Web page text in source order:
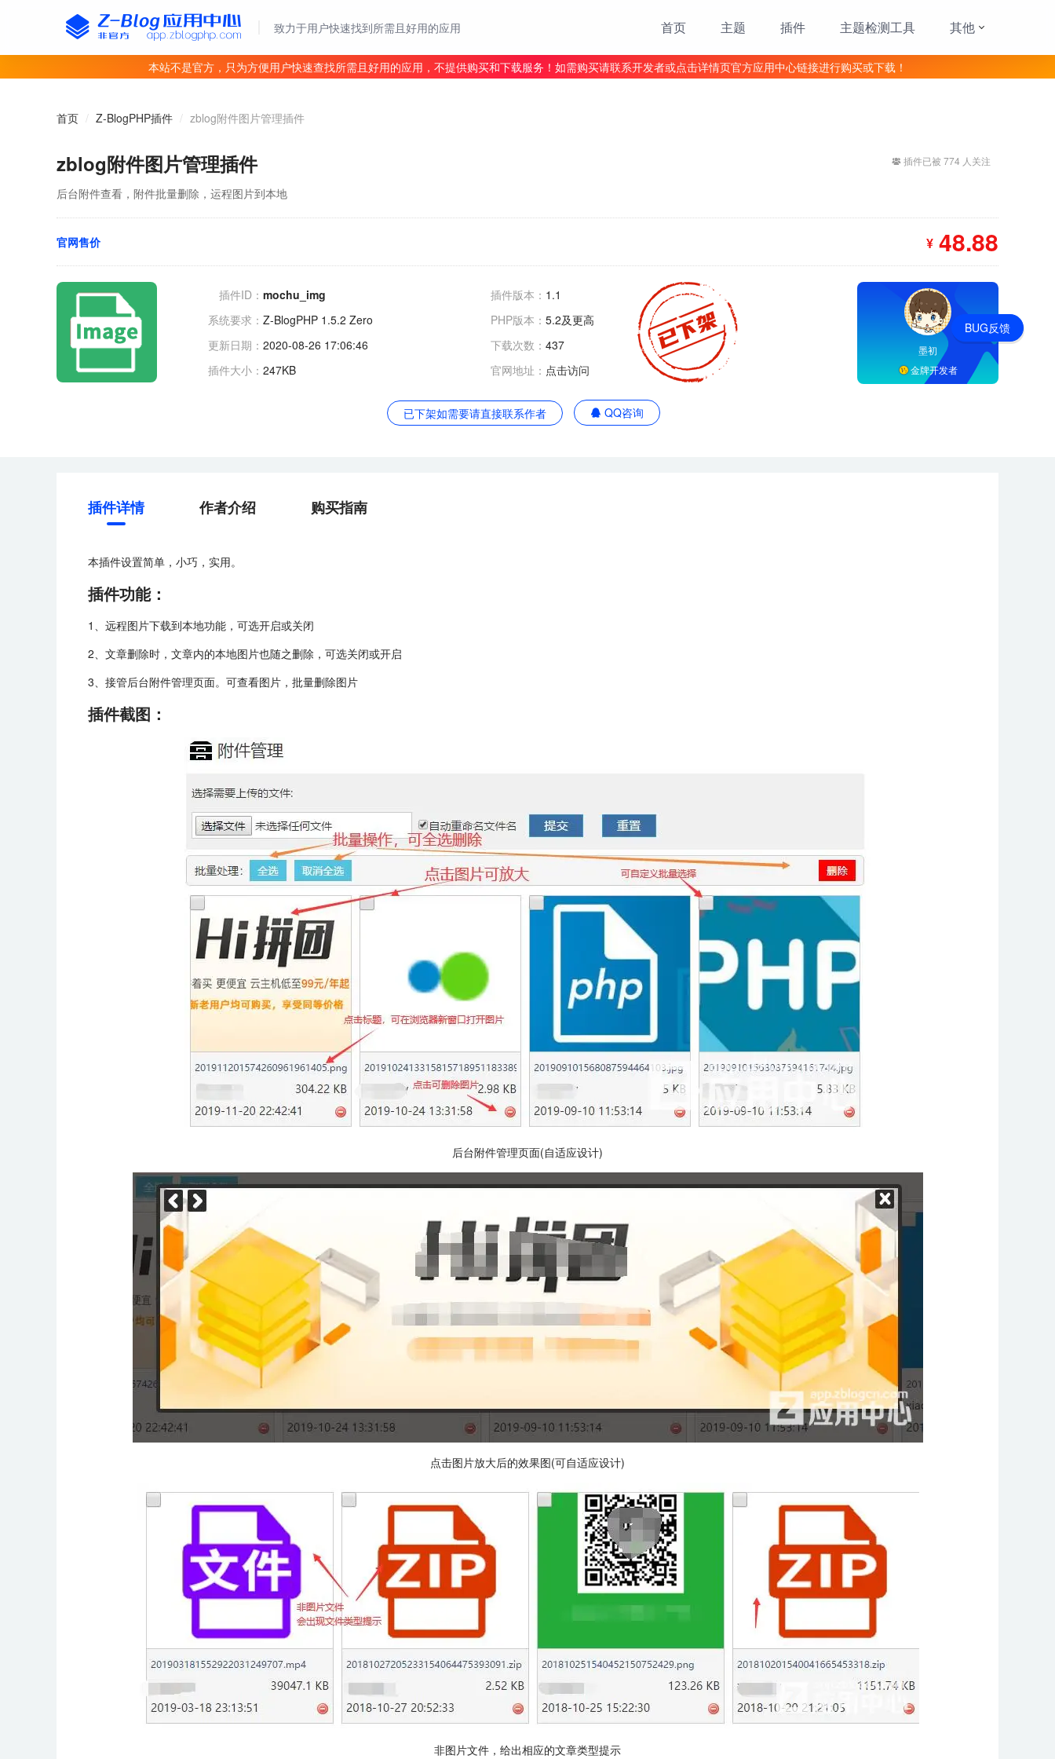
致力于用户快速找到所需且好用的应用 首页 主题 插件 主题检测工具 其他
本站不是官方，只为方便用户快速查找所需且好用的应用，不提供购买和下载服务！如需购买请联系开发者或点击详情页官方应用中心链接进行购买或下载！
首页 / Z-BlogPHP插件 / zblog附件图片管理插件
zblog附件图片管理插件 插件已被 774 人关注
后台附件查看，附件批量删除，运程图片到本地
¥ 48.88
官网售价
插件ID： mochu_img 插件版本： 1.1
系统要求： Z-BlogPHP 1.5.2 Zero PHP版本： 5.2及更高
更新日期： 2020-08-26 17:06:46 下载次数： 437
插件大小： 247KB 官网地址： 点击访问
墨初
金牌开发者
已下架如需要请直接联系作者 QQ咨询
插件详情 作者介绍 购买指南
本插件设置简单，小巧，实用。
插件功能：
1、远程图片下载到本地功能，可选开启或关闭
2、文章删除时，文章内的本地图片也随之删除，可选关闭或开启
3、接管后台附件管理页面。可查看图片，批量删除图片
插件截图：
后台附件管理页面(自适应设计)
点击图片放大后的效果图(可自适应设计)
非图片文件，给出相应的文章类型提示
BUG反馈